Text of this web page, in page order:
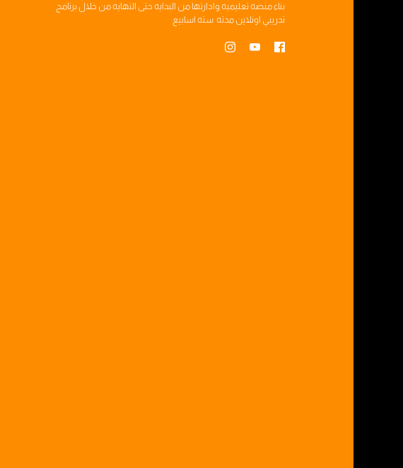
بناءمنصه تعليميه وادارتها من البدايه حتى النهايه من خلال برنامج
تدريبي اونلاين مدته سته اسابيع